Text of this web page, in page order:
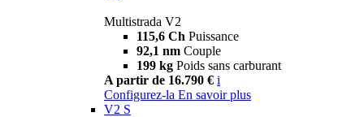
Multistrada V2
115,6 Ch Puissance
92,1 nm Couple
199 kg Poids sans carburant
A partir de 16.790 € i
Configurez-la En savoir plus
V2 S